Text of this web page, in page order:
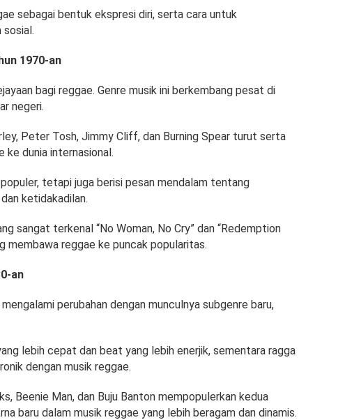
sebagai bentuk ekspresi diri, serta cara untuk
sosial.
1970-an
bagi reggae. Genre musik ini berkembang pesat di
negeri.
Peter Tosh, Jimmy Cliff, dan Burning Spear turut serta
ke dunia internasional.
tetapi juga berisi pesan mendalam tentang
ketidakadilan.
sangat terkenal “No Woman, No Cry” dan “Redemption
membawa reggae ke puncak popularitas.
an
perubahan dengan munculnya subgenre baru,
lebih cepat dan beat yang lebih enerjik, sementara ragga
dengan musik reggae.
Beenie Man, dan Buju Banton mempopulerkan kedua
baru dalam musik reggae yang lebih beragam dan dinamis.